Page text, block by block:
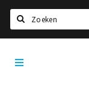
Home